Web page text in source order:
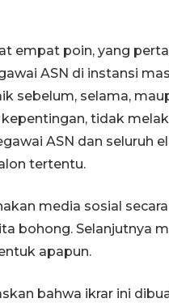
empat poin, yang
ASN di instansi
sebelum, selama,
tidak
ASN dan seluruh
tertentu.
media sosial
bohong. Selanjutnya
apapun.
bahwa ikrar ini